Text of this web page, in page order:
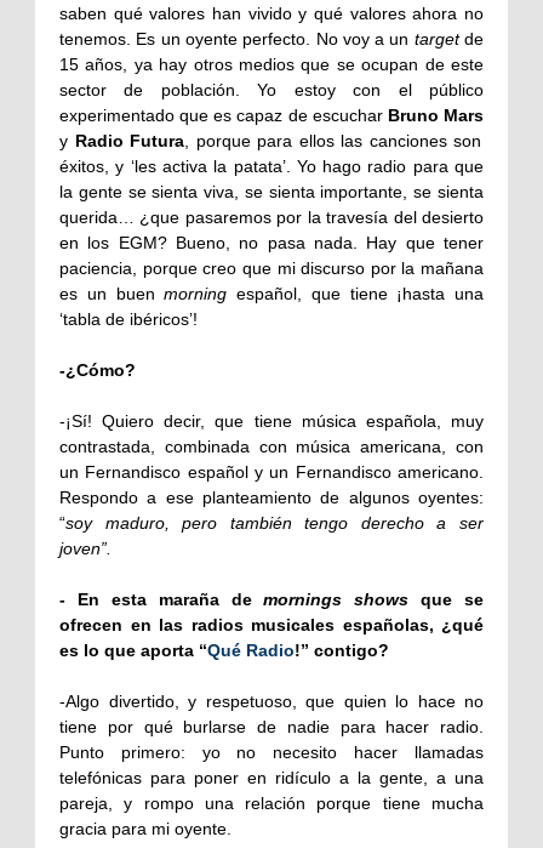
saben qué valores han vivido y qué valores ahora no
tenemos. Es un oyente perfecto. No voy a un targetde
15 años, ya hay otros medios que se ocupan de este
sector de población. Yo estoy con el público
experimentado que es capaz de escuchar Bruno Mars
y Radio Futura, porque para ellos las canciones son
éxitos, y ‘les activa la patata’. Yo hago radio para que
la gente se sienta viva, se sienta importante, se sienta
querida… ¿que pasaremos por la travesía del desierto
en los EGM? Bueno, no pasa nada. Hay que tener
paciencia, porque creo que mi discurso por la mañana
es un buenmorning español, que tiene ¡hasta una
‘tabla de ibéricos’!
-¿Cómo?
-¡Sí! Quiero decir, que tiene música española, muy
contrastada, combinada con música americana, con
un Fernandisco español y un Fernandisco americano.
Respondo a ese planteamiento de algunos oyentes:
“soy maduro, pero también tengo derecho a ser
joven”.
- En esta maraña demornings shows que se
ofrecen en las radios musicales españolas, ¿qué
es lo que aporta “Qué Radio!” contigo?
-Algo divertido, y respetuoso, que quien lo hace no
tiene por qué burlarse de nadie para hacer radio.
Punto primero: yo no necesito hacer llamadas
telefónicas para poner en ridículo a la gente, a una
pareja, y rompo una relación porque tiene mucha
gracia para mi oyente.